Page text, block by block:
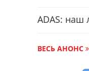
ADAS: наш
ВЕСЬ АНОНС